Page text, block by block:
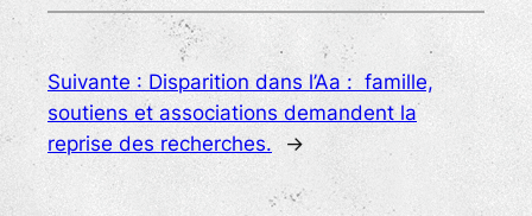
Suivante : Disparition dans l’Aa : famille,
soutiens et associations demandent la
reprise des recherches.
→